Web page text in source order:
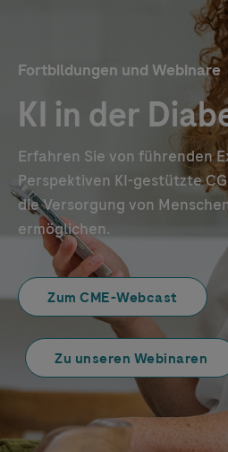
Fortbildungen und Webinare
KI in der
Erfahren Sie von führenden
Perspektiven KI-gestützte
die Versorgung von
ermöglichen.
Zum CME-Webcast
Zu unseren Webinaren